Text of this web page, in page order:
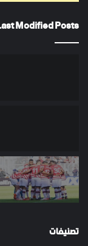
Modified Posts
تصنيفات